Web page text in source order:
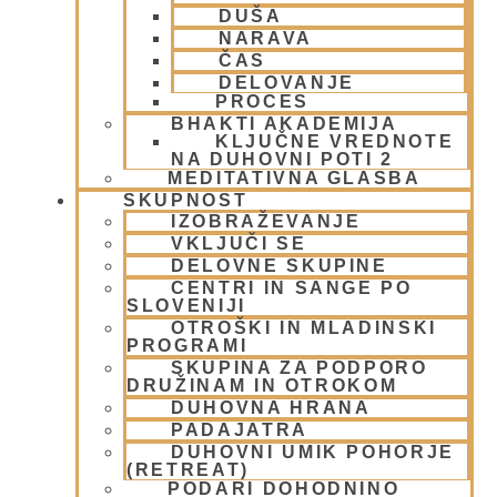
DUŠA
NARAVA
ČAS
DELOVANJE
PROCES
BHAKTI AKADEMIJA
KLJUČNE VREDNOTE
NA DUHOVNI POTI 2
MEDITATIVNA GLASBA
SKUPNOST
IZOBRAŽEVANJE
VKLJUČI SE
DELOVNE SKUPINE
CENTRI IN SANGE PO
SLOVENIJI
OTROŠKI IN MLADINSKI
PROGRAMI
SKUPINA ZA PODPORO
DRUŽINAM IN OTROKOM
DUHOVNA HRANA
PADAJATRA
DUHOVNI UMIK POHORJE
(RETREAT)
PODARI DOHODNINO
Krišnove inkarnacije(11)
(9)
MORALA IN ETIKA(5)
Napitki – topli
(1)
Napovednik(10)
Nedeljska predavanja in festivali
(1)
Nove knjige(6)
Novice iz skupnosti(1)
Obiski fakultete – šole(6)
Padajatra 2008(12)
PADAYATRA
(3)
Pogosta vprašanja(2)
Popotovanja(1)
Poučne zgodbe in nauki
Prabhupadovi učenci in ostali(3)
Predavanja(2)
Predstavitev(9)
Prigrizki
(1)
Prireditve (7)
Priti Vardhana das(1)